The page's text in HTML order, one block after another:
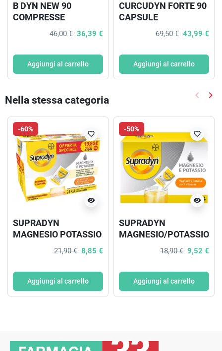
B DYN NEW 90
COMPRESSE
46,00 € 36,39 €
Aggiungi al carrello
CURCUDYN FORTE 90
CAPSULE
69,50 € 43,99 €
Aggiungi al carrello
Nella stessa categoria keyboard_arrow_left keyboard_arrow_right
-60%
visibility
favorite_border
SUPRADYN
MAGNESIO POTASSIO
LIMITED EDITION 14 +
21,90 € 8,85 €
Aggiungi al carrello
-50%
visibility
favorite_border
SUPRADYN
MAGNESIO/POTASSIO
24 BUSTINE18,90 € 9,52 €
Aggiungi al carrello